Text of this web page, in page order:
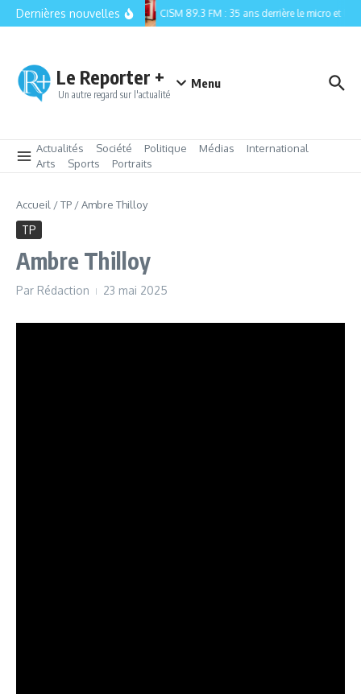
Aller au contenu
Dernières nouvelles CISM 89.3 FM : 35 ans derrière le micro et la
Le Reporter +
Un autre regard sur l'actualité
Menu
Actualités Société Politique Médias
International
Arts
Sports Portraits
Accueil /TP /Ambre Thilloy
TP
Ambre Thilloy
Par Rédaction 23 mai 2025